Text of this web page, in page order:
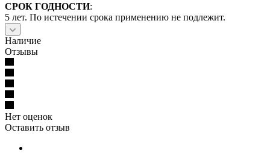
СРОК ГОДНОСТИ:
5 лет. По истечении срока применению не подлежит.
Наличие
Отзывы
Нет оценок
Оставить отзыв